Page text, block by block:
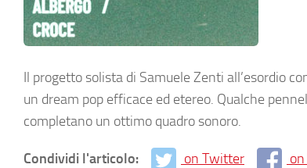
Il progetto solista di Samuele Zenti all’esordio
un dream pop efficace ed etereo. Qualche
completano un ottimo quadro sonoro.
Condividi l'articolo: on Twitter